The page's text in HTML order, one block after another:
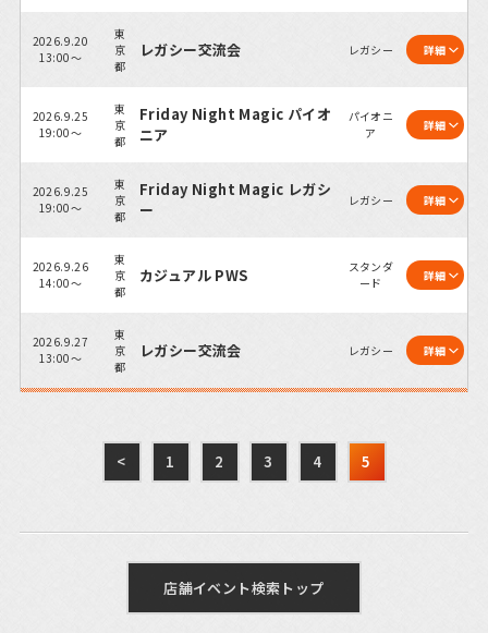
2026.9.20
13:00～
東
京
都
レガシー交流会 レガシー 詳細
2026.9.25
19:00～
東
京
都
Friday Night Magic パイオ
ニア
パイオニ
ア
詳細
2026.9.25
19:00～
東
京
都
Friday Night Magic レガシ
ー
レガシー 詳細
2026.9.26
14:00～
東
京
都
カジュアル PWS
スタンダ
ード
詳細
2026.9.27
13:00～
東
京
都
レガシー交流会 レガシー 詳細
< 1 2 3 4 5
店舗イベント検索トップ